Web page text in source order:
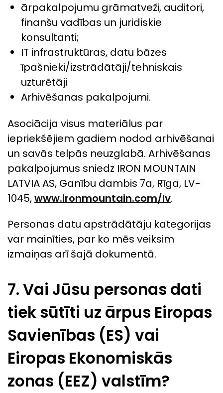
ārpakalpojumu grāmatveži, auditori,
finanšu vadības un juridiskie
konsultanti;
IT infrastruktūras, datu bāzes
īpašnieki/izstrādātāji/tehniskais
uzturētāji
Arhivēšanas pakalpojumi.
Asociācija visus materiālus par
iepriekšējiem gadiem nodod arhivēšanai
un savās telpās neuzglabā. Arhivēšanas
pakalpojumus sniedz IRON MOUNTAIN
LATVIA AS, Ganību dambis 7a, Rīga, LV-
1045,www.ironmountain.com/lv.
Personas datu apstrādātāju kategorijas
var mainīties, par ko mēs veiksim
izmaiņas arī šajā dokumentā.
7. Vai Jūsu personas dati
tiek sūtīti uz ārpus Eiropas
Savienības (ES) vai
Eiropas Ekonomiskās
zonas (EEZ) valstīm?